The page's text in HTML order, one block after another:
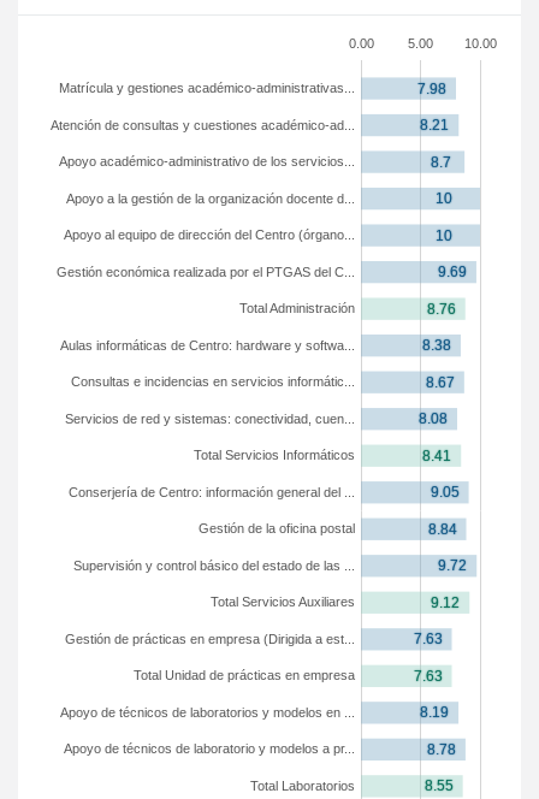
0.00 5.00 10.00
Total Laboratorios
Apoyo de técnicos de laboratorio y modelos a pr...
Apoyo de técnicos de laboratorios y modelos en ...
Total Unidad de prácticas en empresa
Gestión de prácticas en empresa (Dirigida a est...
Total Servicios Auxiliares
Supervisión y control básico del estado de las ...
Gestión de la oficina postal
Conserjería de Centro: información general del ...
Total Servicios Informáticos
Servicios de red y sistemas: conectividad, cuen...
Consultas e incidencias en servicios informátic...
Aulas informáticas de Centro: hardware y softwa...
Total Administración
Gestión económica realizada por el PTGAS del C...
Apoyo al equipo de dirección del Centro (órgano...
Apoyo a la gestión de la organización docente d...
Apoyo académico-administrativo de los servicios...
Atención de consultas y cuestiones académico-ad...
Matrícula y gestiones académico-administrativas...